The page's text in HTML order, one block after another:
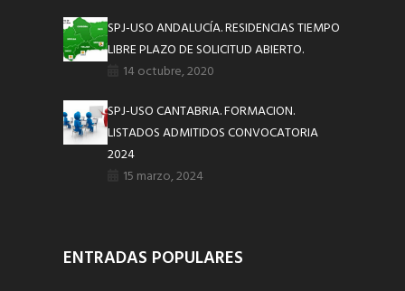
SPJ-USO ANDALUCÍA. RESIDENCIAS TIEMPO
LIBRE PLAZO DE SOLICITUD ABIERTO.
14 octubre, 2020
SPJ-USO CANTABRIA. FORMACION.
LISTADOS ADMITIDOS CONVOCATORIA
2024
15 marzo, 2024
ENTRADAS POPULARES